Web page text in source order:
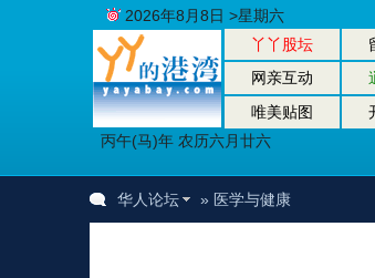
丫丫股坛
网亲互动
唯美贴图
丙午(马)年 农历六月廿六
2026年8月8日 >星期六
华人论坛 » 医学与健康